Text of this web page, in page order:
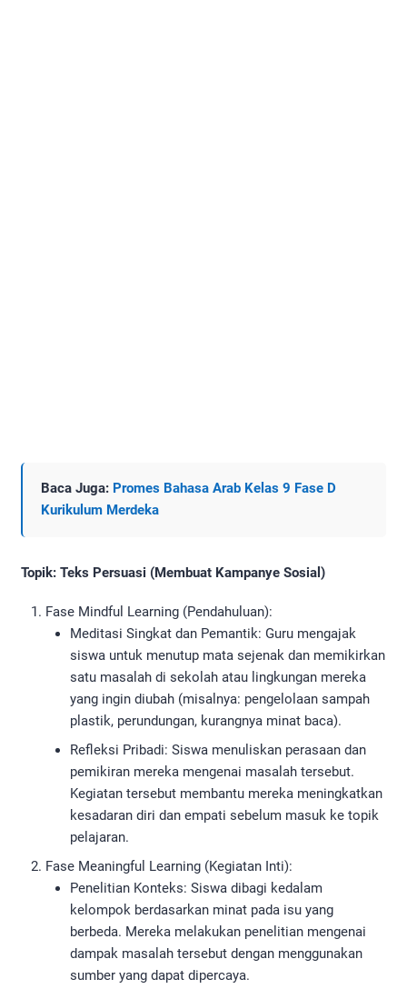
Baca Juga: Promes Bahasa Arab Kelas 9 Fase D
Kurikulum Merdeka
Topik: Teks Persuasi (Membuat Kampanye Sosial)
Fase Mindful Learning (Pendahuluan):
Meditasi Singkat dan Pemantik: Guru mengajak
siswa untuk menutup mata sejenak dan memikirkan
satu masalah di sekolah atau lingkungan mereka
yang ingin diubah (misalnya: pengelolaan sampah
plastik, perundungan, kurangnya minat baca).
Refleksi Pribadi: Siswa menuliskan perasaan dan
pemikiran mereka mengenai masalah tersebut.
Kegiatan tersebut membantu mereka meningkatkan
kesadaran diri dan empati sebelum masuk ke topik
pelajaran.
Fase Meaningful Learning (Kegiatan Inti):
Penelitian Konteks: Siswa dibagi kedalam
kelompok berdasarkan minat pada isu yang
berbeda. Mereka melakukan penelitian mengenai
dampak masalah tersebut dengan menggunakan
sumber yang dapat dipercaya.